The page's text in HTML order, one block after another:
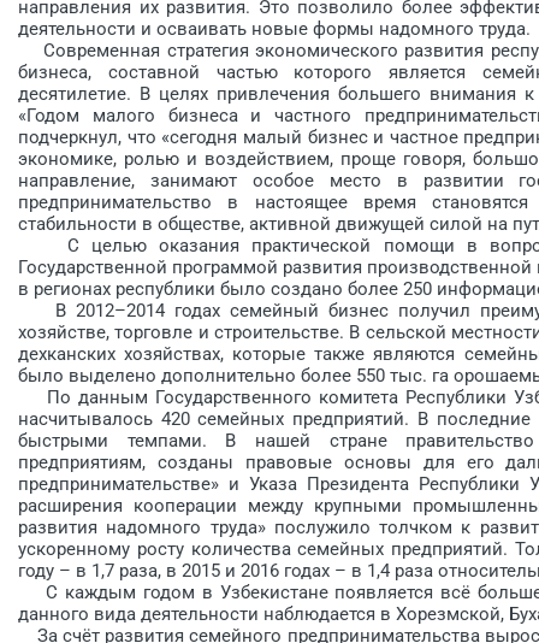
направления их развития. Это позволило более
деятельности и осваивать новые формы надомного труда.
Современная стратегия экономического развития
бизнеса, составной частью которого является
десятилетие. В целях привлечения большего внимания
«Годом малого бизнеса и частного
подчеркнул, что «сегодня малый бизнес и частное
экономике, ролью и воздействием, проще говоря,
направление, занимают особое место в развитии
предпринимательство в настоящее время
стабильности в обществе, активной движущей силой на
С целью оказания практической помощи в
Государственной программой развития
в регионах республики было создано более 250
В 2012–2014 годах семейный бизнес получил
хозяйстве, торговле и строительстве. В сельской
дехканских хозяйствах, которые также являются
было выделено дополнительно более 550 тыс. га
По данным Государственного комитета Республики
насчитывалось 420 семейных предприятий. В
быстрыми темпами. В нашей стране
предприятиям, созданы правовые основы для его
предпринимательстве» и Указа Президента
расширения кооперации между крупными
развития надом­ного труда» послужило толчком к
ускоренному росту количества семейных предприятий.
году – в 1,7 раза, в 2015 и 2016 годах – в 1,4 раза
С каждым годом в Узбекистане появляется всё
данного вида деятельности наблюдается в Хорезмской,
За счёт развития семейного предпринимательства